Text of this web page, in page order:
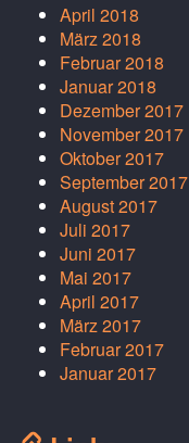
April 2018
März 2018
Februar 2018
Januar 2018
Dezember 2017
November 2017
Oktober 2017
September 2017
August 2017
Juli 2017
Juni 2017
Mai 2017
April 2017
März 2017
Februar 2017
Januar 2017